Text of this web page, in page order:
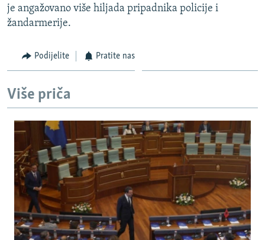
je angažovano više hiljada pripadnika policije i
žandarmerije.
Podijelite Pratite nas
Više priča